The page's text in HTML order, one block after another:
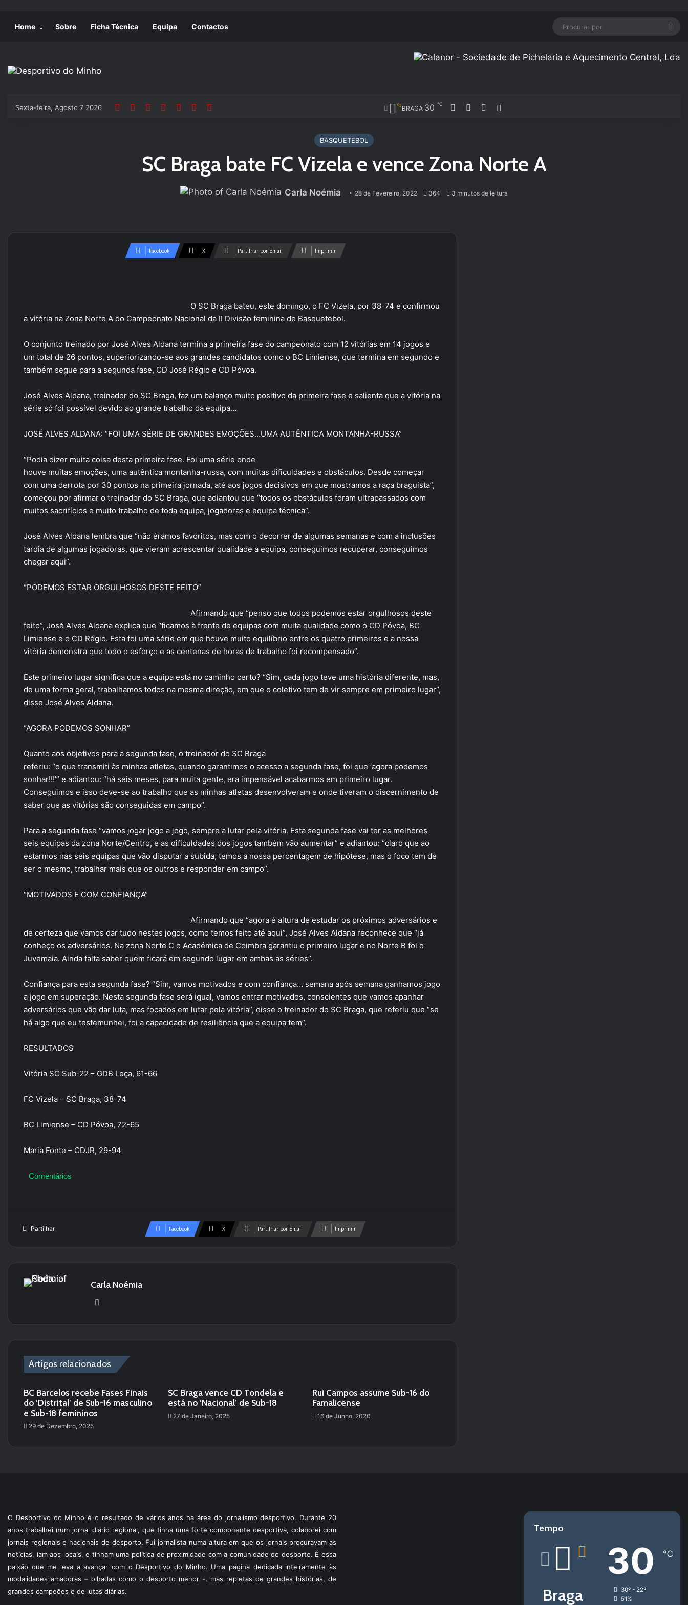
Home Sobre Ficha Técnica Equipa Contactos
Sexta-feira, Agosto 7 2026 BRAGA 30 ℃ FacebookYouTubeInstagram
BASQUETEBOL
SC Braga bate FC Vizela e vence Zona Norte A
Carla Noémia 28 de Fevereiro, 2022 364 3 minutos de leitura
Facebook X Partilhar por Email Imprimir
O SC Braga bateu, este domingo, o FC Vizela, por 38-74 e confirmou
a vitória na Zona Norte A do Campeonato Nacional da II Divisão feminina de Basquetebol.
O conjunto treinado por José Alves Aldana termina a primeira fase do campeonato com 12 vitórias em 14 jogos e
um total de 26 pontos, superiorizando-se aos grandes candidatos como o BC Limiense, que termina em segundo e
também segue para a segunda fase, CD José Régio e CD Póvoa.
José Alves Aldana, treinador do SC Braga, faz um balanço muito positivo da primeira fase e salienta que a vitória na
série só foi possível devido ao grande trabalho da equipa…
JOSÉ ALVES ALDANA: “FOI UMA SÉRIE DE GRANDES EMOÇÕES…UMA AUTÊNTICA MONTANHA-RUSSA”
“Podia dizer muita coisa desta primeira fase. Foi uma série onde
houve muitas emoções, uma autêntica montanha-russa, com muitas dificuldades e obstáculos. Desde começar
com uma derrota por 30 pontos na primeira jornada, até aos jogos decisivos em que mostramos a raça braguista”,
começou por afirmar o treinador do SC Braga, que adiantou que “todos os obstáculos foram ultrapassados com
muitos sacrifícios e muito trabalho de toda equipa, jogadoras e equipa técnica”.
José Alves Aldana lembra que “não éramos favoritos, mas com o decorrer de algumas semanas e com a inclusões
tardia de algumas jogadoras, que vieram acrescentar qualidade a equipa, conseguimos recuperar, conseguimos
chegar aqui”.
“PODEMOS ESTAR ORGULHOSOS DESTE FEITO”
Afirmando que “penso que todos podemos estar orgulhosos deste
feito”, José Alves Aldana explica que “ficamos à frente de equipas com muita qualidade como o CD Póvoa, BC
Limiense e o CD Régio. Esta foi uma série em que houve muito equilíbrio entre os quatro primeiros e a nossa
vitória demonstra que todo o esforço e as centenas de horas de trabalho foi recompensado”.
Este primeiro lugar significa que a equipa está no caminho certo? “Sim, cada jogo teve uma história diferente, mas,
de uma forma geral, trabalhamos todos na mesma direção, em que o coletivo tem de vir sempre em primeiro lugar”,
disse José Alves Aldana.
“AGORA PODEMOS SONHAR”
Quanto aos objetivos para a segunda fase, o treinador do SC Braga
referiu: “o que transmiti às minhas atletas, quando garantimos o acesso a segunda fase, foi que ‘agora podemos
sonhar!!!’” e adiantou: “há seis meses, para muita gente, era impensável acabarmos em primeiro lugar.
Conseguimos e isso deve-se ao trabalho que as minhas atletas desenvolveram e onde tiveram o discernimento de
saber que as vitórias são conseguidas em campo”.
Para a segunda fase “vamos jogar jogo a jogo, sempre a lutar pela vitória. Esta segunda fase vai ter as melhores
seis equipas da zona Norte/Centro, e as dificuldades dos jogos também vão aumentar” e adiantou: “claro que ao
estarmos nas seis equipas que vão disputar a subida, temos a nossa percentagem de hipótese, mas o foco tem de
ser o mesmo, trabalhar mais que os outros e responder em campo”.
“MOTIVADOS E COM CONFIANÇA”
Afirmando que “agora é altura de estudar os próximos adversários e
de certeza que vamos dar tudo nestes jogos, como temos feito até aqui”, José Alves Aldana reconhece que “já
conheço os adversários. Na zona Norte C o Académica de Coimbra garantiu o primeiro lugar e no Norte B foi o
Juvemaia. Ainda falta saber quem ficará em segundo lugar em ambas as séries”.
Confiança para esta segunda fase? “Sim, vamos motivados e com confiança… semana após semana ganhamos jogo
a jogo em superação. Nesta segunda fase será igual, vamos entrar motivados, conscientes que vamos apanhar
adversários que vão dar luta, mas focados em lutar pela vitória”, disse o treinador do SC Braga, que referiu que “se
há algo que eu testemunhei, foi a capacidade de resiliência que a equipa tem”.
RESULTADOS
Vitória SC Sub-22 – GDB Leça, 61-66
FC Vizela – SC Braga, 38-74
BC Limiense – CD Póvoa, 72-65
Maria Fonte – CDJR, 29-94
Comentários
Partilhar Facebook X Partilhar por Email Imprimir
Carla Noémia
Artigos relacionados
BC Barcelos recebe Fases Finais
do ‘Distrital’ de Sub-16 masculino
e Sub-18 femininos
29 de Dezembro, 2025
SC Braga vence CD Tondela e
está no ‘Nacional’ de Sub-18
27 de Janeiro, 2025
Rui Campos assume Sub-16 do
Famalicense
16 de Junho, 2020
O Desportivo do Minho é o resultado de vários anos na área do jornalismo desportivo. Durante 20
anos trabalhei num jornal diário regional, que tinha uma forte componente desportiva, colaborei com
jornais regionais e nacionais de desporto. Fui jornalista numa altura em que os jornais procuravam as
notícias, iam aos locais, e tinham uma política de proximidade com a comunidade do desporto. É essa
paixão que me leva a avançar com o Desportivo do Minho. Uma página dedicada inteiramente às
modalidades amadoras – olhadas como o desporto menor -, mas repletas de grandes histórias, de
grandes campeões e de lutas diárias.
Tempo
Braga
30 ℃
30º - 22º
51%